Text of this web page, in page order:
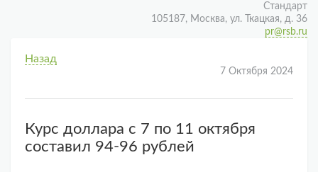
Стандарт
105187, Москва, ул. Ткацкая, д. 36
pr@rsb.ru
Назад
7 Октября 2024
Курс доллара с 7 по 11 октября
составил 94-96 рублей